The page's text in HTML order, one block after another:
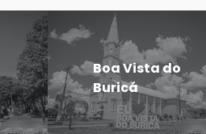
Boa Vista do
Buricá